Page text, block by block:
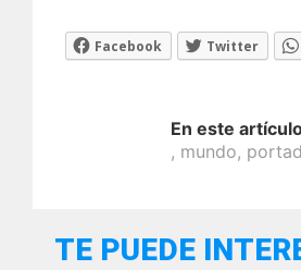
Facebook Twitter
En este
, mundo,
TE PUEDE